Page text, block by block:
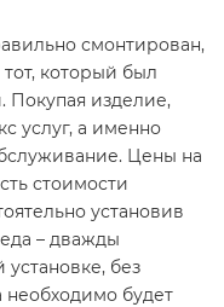
смонтирован,
который был
Покупая изделие,
услуг, а именно
Цены на
стоимости
установив
– дважды
без
необходимо будет